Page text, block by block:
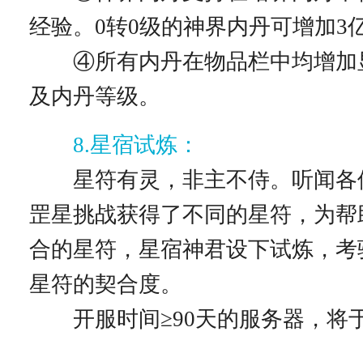
经验。0转0级的神界内丹可增加3
④所有内丹在物品栏中均增加
及内丹等级。
8.星宿试炼：
星符有灵，非主不侍。听闻各
罡星挑战获得了不同的星符，为
合的星符，星宿神君设下试炼，
星符的契合度。
开服时间≥90天的服务器，将